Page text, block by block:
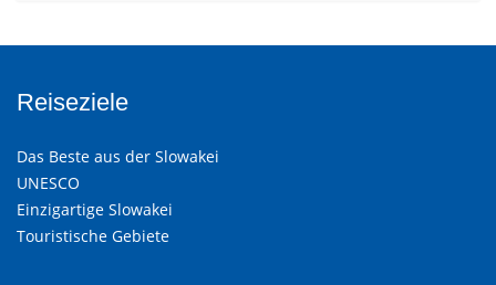
Reiseziele
Das Beste aus der Slowakei
UNESCO
Einzigartige Slowakei
Touristische Gebiete